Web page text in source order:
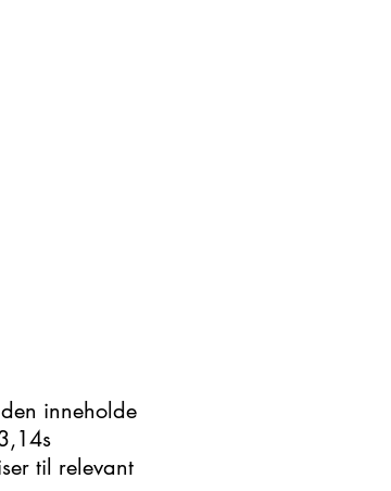
inneholde
til relevant